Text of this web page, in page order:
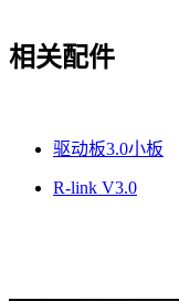
相关配件
驱动板3.0小板
R-link V3.0